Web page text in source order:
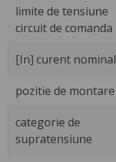
limite de tensiune
circuit de comanda
[In] curent nominal
pozitie de montare
categorie de
supratensiune